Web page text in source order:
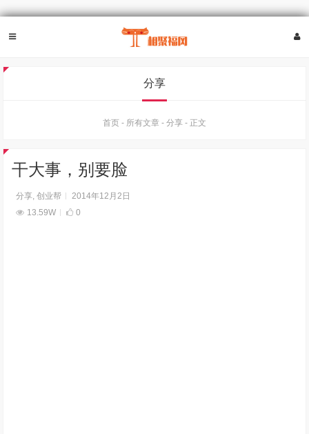
分享
首页 - 所有文章 - 分享 - 正文
干大事，别要脸
分享,创业帮
2014年12月2日
13.59W
0